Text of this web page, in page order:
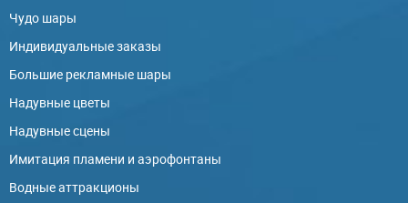
Чудо шары
Индивидуальные заказы
Большие рекламные шары
Надувные цветы
Надувные сцены
Имитация пламени и аэрофонтаны
Водные аттракционы